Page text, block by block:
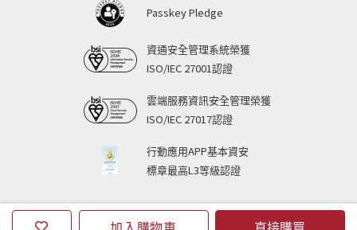
Passkey Pledge
資通安全管理系統榮獲
ISO/IEC 27001認證
雲端服務資訊安全管理榮獲
ISO/IEC 27017認證
行動應用APP基本資安
標章最高L3等級認證